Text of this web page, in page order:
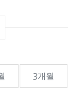
3개월